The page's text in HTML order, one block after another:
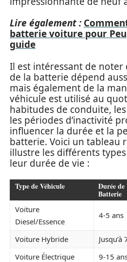
Lire également :
batterie voiture pour
guide
Il est intéressant de noter
de la batterie dépend
mais également de la
véhicule est utilisé au
habitudes de conduite,
les périodes d’inactivité
influencer la durée et la
batterie. Voici un tableau
illustre les différents
leur durée de vie :
Type de Véhicule Durée
Batterie
Voiture
Diesel/Essence
4-5 ans
Voiture Hybride
Jusqu’à
Voiture Électrique
9-15